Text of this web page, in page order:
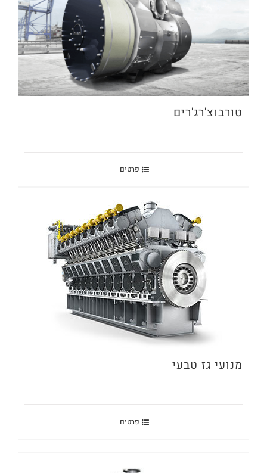
טורבוצ'רג'רים
פרטים
מנועי גז טבעי
פרטים